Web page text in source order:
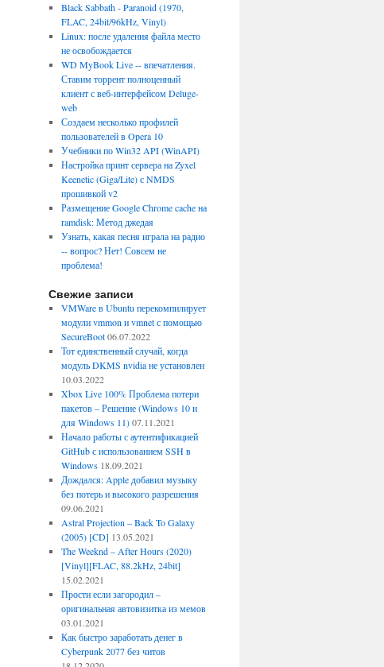
Black Sabbath - Paranoid (1970,
FLAC, 24bit/96kHz, Vinyl)
Linux: после удаления файла место
не освобождается
WD MyBook Live -- впечатления.
Ставим торрент полноценный
клиент с веб-интерфейсом Deluge-
web
Создаем несколько профилей
пользователей в Opera 10
Учебники по Win32 API (WinAPI)
Настройка принт сервера на Zyxel
Keenetic (Giga/Lite) с NMDS
прошивкой v2
Размещение Google Chrome cache на
ramdisk: Метод джедая
Узнать, какая песня играла на радио
-- вопрос? Нет! Совсем не
проблема!
Свежие записи
VMWare в Ubuntu перекомпилирует
модули vmmon и vmnet с помощью
SecureBoot 06.07.2022
Тот единственный случай, когда
модуль DKMS nvidia не установлен
10.03.2022
Xbox Live 100% Проблема потери
пакетов – Решение (Windows 10 и
для Windows 11) 07.11.2021
Начало работы с аутентификацией
GitHub с использованием SSH в
Windows 18.09.2021
Дождался: Apple добавил музыку
без потерь и высокого разрешения
09.06.2021
Astral Projection – Back To Galaxy
(2005) [CD] 13.05.2021
The Weeknd – After Hours (2020)
[Vinyl][FLAC, 88.2kHz, 24bit]
15.02.2021
Прости если загородил –
оригинальная автовизитка из мемов
03.01.2021
Как быстро заработать денег в
Cyberpunk 2077 без читов